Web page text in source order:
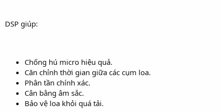
DSP giúp:
Chống hú micro hiệu quả.
Căn chỉnh thời gian giữa các cụm loa.
Phân tần chính xác.
Cân bằng âm sắc.
Bảo vệ loa khỏi quá tải.